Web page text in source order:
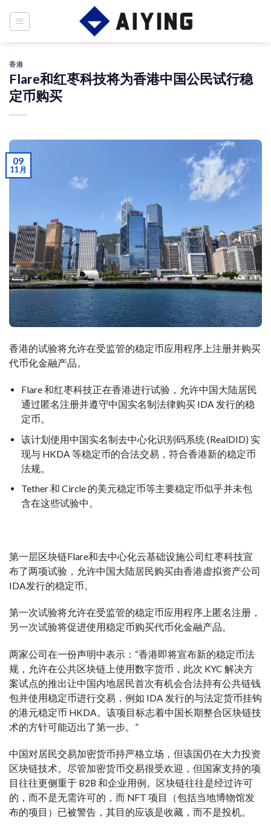
香港
Flare和红枣科技将为香港中国公民试行稳
定币购买
09
11 月
香港的试验将允许在受监管的稳定币应用程序上注册并购买
代币化金融产品。
Flare 和红枣科技正在香港进行试验，允许中国大陆居民
通过匿名注册并遵守中国实名制法律购买 IDA 发行的稳
定币。
该计划使用中国实名制去中心化识别码系统 (RealDID) 实
现与 HKDA 等稳定币的合法交易，符合香港新的稳定币
法规。
Tether 和 Circle 的美元稳定币等主要稳定币似乎并未包
含在这些试验中。
第一层区块链Flare和去中心化云基础设施公司红枣科技宣
布了两项试验，允许中国大陆居民购买由香港虚拟资产公司
IDA发行的稳定币。
第一次试验将允许在受监管的稳定币应用程序上匿名注册，
另一次试验将促进使用稳定币购买代币化金融产品。
两家公司在一份声明中表示：“香港即将宣布新的稳定币法
规，允许在公共区块链上使用数字货币，此次 KYC 解决方
案试点的推出让中国内地居民首次有机会合法持有公共链钱
包并使用稳定币进行交易，例如 IDA 发行的与法定货币挂钩
的港元稳定币 HKDA。该项目标志着中国长期整合区块链技
术的方针可能迈出了第一步。”
中国对居民交易加密货币持严格立场，但该国仍在大力投资
区块链技术。尽管加密货币交易很受欢迎，但国家支持的项
目往往更侧重于 B2B 和企业用例。区块链往往是经过许可
的，而不是无需许可的，而 NFT 项目（包括当地博物馆发
布的项目）已被警告，其目的应该是收藏，而不是投机。